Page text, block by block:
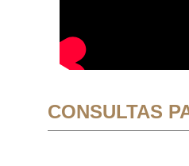
CONSULTAS